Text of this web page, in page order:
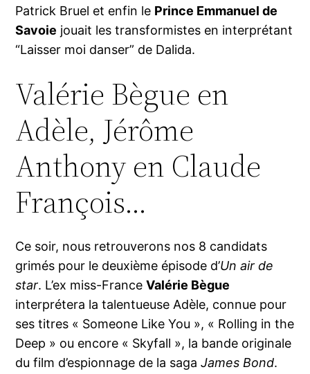
Patrick Bruel et enfin le Prince Emmanuel de
Savoie jouait les transformistes en interprétant
“Laisser moi danser” de Dalida.
Valérie Bègue en
Adèle, Jérôme
Anthony en Claude
François…
Ce soir, nous retrouverons nos 8 candidats
grimés pour le deuxième épisode d’Un air de
star. L’ex miss-FranceValérie Bègue
interprétera la talentueuse Adèle, connue pour
ses titres « Someone Like You », « Rolling in the
Deep » ou encore « Skyfall », la bande originale
du film d’espionnage de la sagaJames Bond.